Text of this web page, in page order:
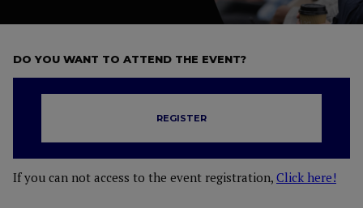
DO YOU WANT TO ATTEND THE EVENT?
REGISTER
If you can not access to the event registration, Click here!